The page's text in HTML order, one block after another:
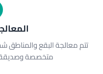
تتم معالجة البقع والمناطق
متخصصة وصديقة